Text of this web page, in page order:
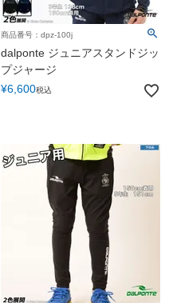
商品番号：dpz-100j
dalponte ジュニアスタンドジッ
プジャージ
¥6,600税込